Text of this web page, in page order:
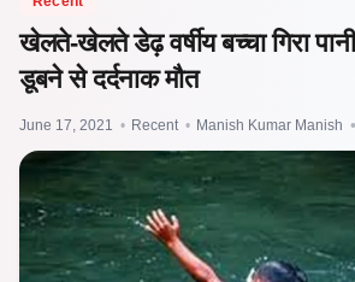
खेलते-खेलते डेढ़ वर्षीय बच्चा गिरा
डूबने से दर्दनाक मौत
June 17, 2021 • Recent • Manish Kumar Manish •